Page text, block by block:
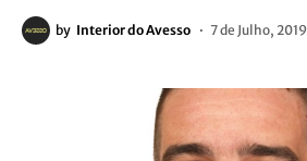
by Interior do Avesso 7 de Julho, 2019